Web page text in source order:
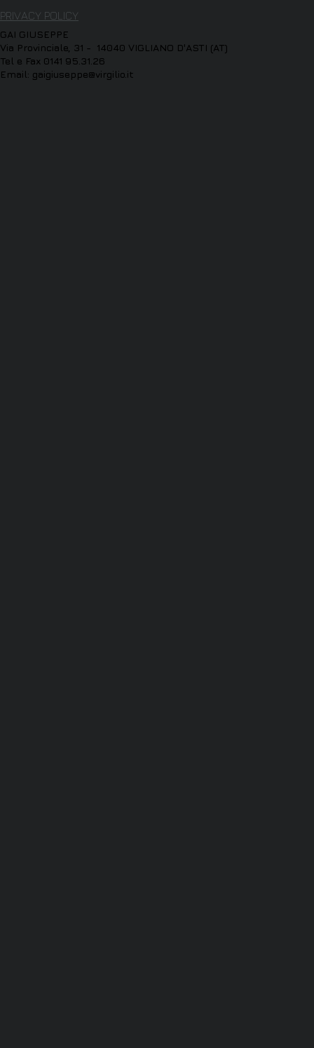
PRIVACY POLICY
GAI GIUSEPPE
Via Provinciale, 31 - 14040 VIGLIANO D'ASTI (AT)
Tel e Fax 0141 95.31.26
Email: gaigiuseppe@virgilio.it